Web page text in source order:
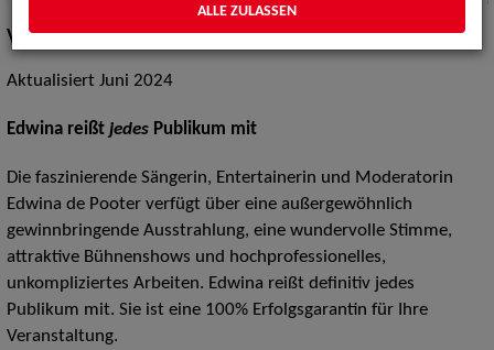
Vita / Credits
Aktualisiert Juni 2024
Edwina reißt jedesPublikum mit
Die faszinierende Sängerin, Entertainerin und Moderatorin
Edwina de Pooter verfügt über eine außergewöhnlich
gewinnbringende Ausstrahlung, eine wundervolle Stimme,
attraktive Bühnenshows und hochprofessionelles,
unkompliziertes Arbeiten. Edwina reißt definitiv jedes
Publikum mit. Sie ist eine 100% Erfolgsgarantin für Ihre
Veranstaltung.
ALLE ZULASSEN